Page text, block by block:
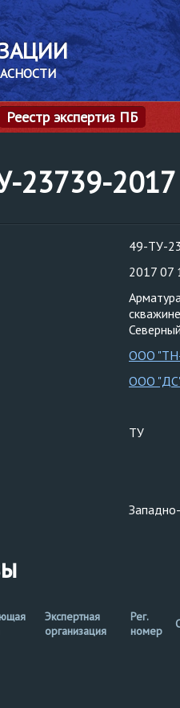
Реестр экспертиз ПБ
23739-
49-ТУ-
2017 07
ООО
ООО
ТУ
Экспертная
организация
Рег.
номер